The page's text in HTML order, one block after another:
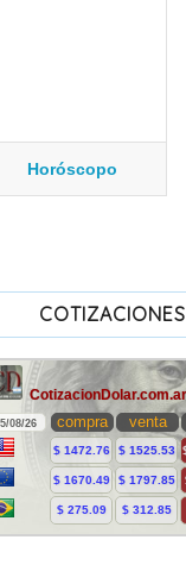
Horóscopo
COTIZACIONES